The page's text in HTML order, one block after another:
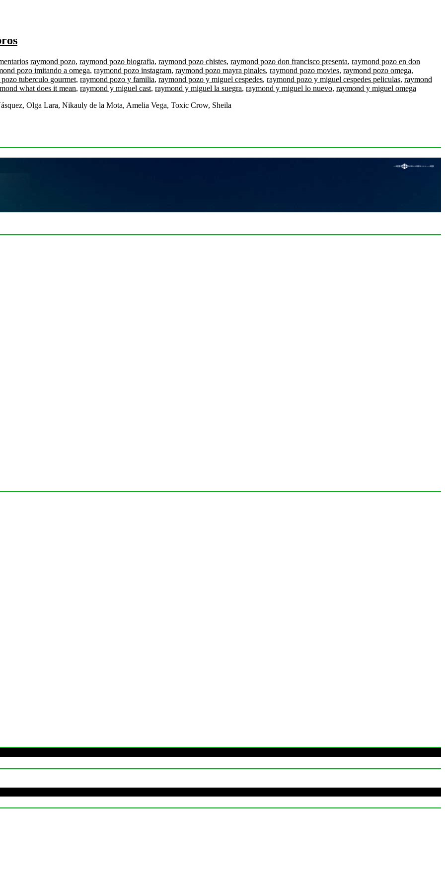
raymond pozo, raymond pozo biografia, raymond pozo chistes, raymond pozo don francisco presenta, raymond pozo en don
pozo imitando a omega, raymond pozo instagram, raymond pozo mayra pinales, raymond pozo movies, raymond pozo omega,
tuberculo gourmet, raymond pozo y familia, raymond pozo y miguel cespedes, raymond pozo y miguel cespedes peliculas, raymond
what does it mean, raymond y miguel cast, raymond y miguel la suegra, raymond y miguel lo nuevo, raymond y miguel omega
Olga Lara, Nikauly de la Mota, Amelia Vega, Toxic Crow, Sheila